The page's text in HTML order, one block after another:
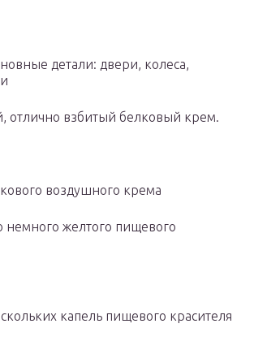
детали: двери, колеса,
отлично взбитый белковый крем.
воздушного крема
немного желтого пищевого
капель пищевого красителя